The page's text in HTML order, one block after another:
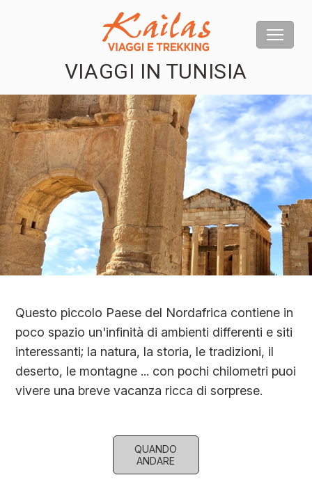
VIAGGI IN TUNISIA
Questo piccolo Paese del Nordafrica contiene in
poco spazio un'infinità di ambienti differenti e siti
interessanti; la natura, la storia, le tradizioni, il
deserto, le montagne ... con pochi chilometri puoi
vivere una breve vacanza ricca di sorprese.
QUANDO
ANDARE